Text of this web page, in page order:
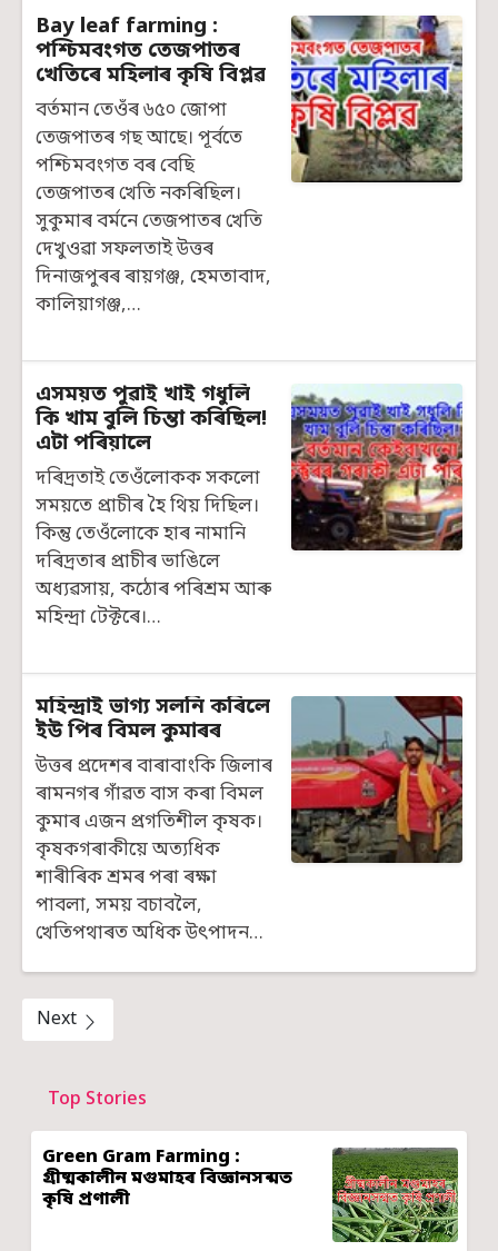
Bay leaf farming :
পশ্চিমবংগত তেজপাতৰ
খেতিৰে মহিলাৰ কৃষি বিপ্লৱ
বৰ্তমান তেওঁৰ ৬৫০ জোপা
তেজপাতৰ গছ আছে। পূৰ্বতে
পশ্চিমবংগত বৰ বেছি
তেজপাতৰ খেতি নকৰিছিল।
সুকুমাৰ বৰ্মনে তেজপাতৰ খেতি
দেখুওৱা সফলতাই উত্তৰ
দিনাজপুৰৰ ৰায়গঞ্জ, হেমতাবাদ,
কালিয়াগঞ্জ,…
এসময়ত পুৱাই খাই গধুলি
কি খাম বুলি চিন্তা কৰিছিল!
এটা পৰিয়ালে
দৰিদ্ৰতাই তেওঁলোকক সকলো
সময়তে প্ৰাচীৰ হৈ থিয় দিছিল।
কিন্তু তেওঁলোকে হাৰ নামানি
দৰিদ্ৰতাৰ প্ৰাচীৰ ভাঙিলে
অধ্যৱসায়, কঠোৰ পৰিশ্ৰম আৰু
মহিন্দ্ৰা টেক্টৰে।…
মহিন্দ্ৰাই ভাগ্য সলনি কৰিলে
ইউ পিৰ বিমল কুমাৰৰ
উত্তৰ প্ৰদেশৰ বাৰাবাংকি জিলাৰ
ৰামনগৰ গাঁৱত বাস কৰা বিমল
কুমাৰ এজন প্ৰগতিশীল কৃষক।
কৃষকগৰাকীয়ে অত্যধিক
শাৰীৰিক শ্ৰমৰ পৰা ৰক্ষা
পাবলা, সময় বচাবলৈ,
খেতিপথাৰত অধিক উৎপাদন…
Next
Top Stories
Green Gram Farming :
গ্ৰীষ্মকালীন মগুমাহৰ বিজ্ঞানসন্মত
কৃষি প্ৰণালী